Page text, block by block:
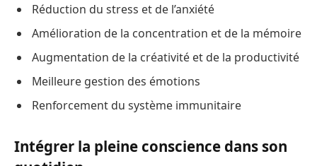
Réduction du stress et de l’anxiété
Amélioration de la concentration et de la mémoire
Augmentation de la créativité et de la productivité
Meilleure gestion des émotions
Renforcement du système immunitaire
Intégrer la pleine conscience dans son